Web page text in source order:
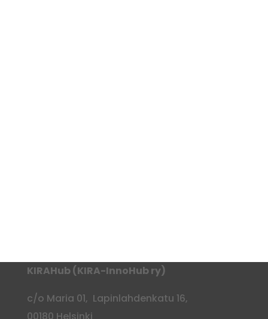
KIRAHub (KIRA-InnoHub ry)
c/o Maria 01, Lapinlahdenkatu 16,